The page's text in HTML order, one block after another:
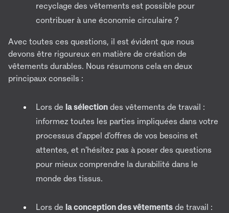
recyclage des vêtements est possible pour
contribuer à une économie circulaire ?
Avec toutes ces questions, il est évident que nous
devons être rigoureux en matière de création de
vêtements durables. Nous résumons cela en deux
principaux conseils :
Lors de la sélection des vêtements de travail :
informez toutes les parties impliquées dans votre
processus d'appel d'offres de vos besoins et
attentes, et n'hésitez pas à poser des questions
pour mieux comprendre la durabilité dans le
monde des tissus.
Lors de la conception des vêtements de travail :